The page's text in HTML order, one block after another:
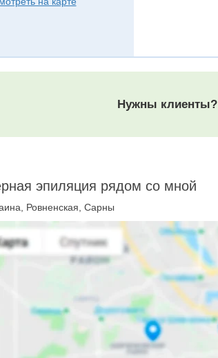
Нужны клиенты?
эпиляция рядом со мной
Ровненская, Сарны